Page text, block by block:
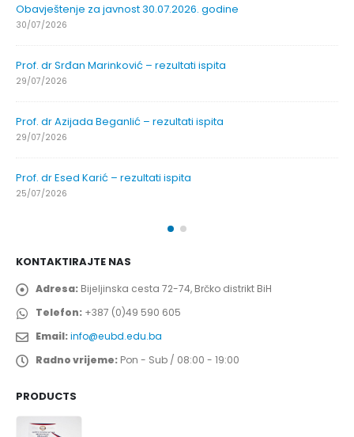
Obavještenje za javnost 30.07.2026. godine
30/07/2026
Prof. dr Srđan Marinković – rezultati ispita
29/07/2026
Prof. dr Azijada Beganlić – rezultati ispita
29/07/2026
Prof. dr Esed Karić – rezultati ispita
25/07/2026
KONTAKTIRAJTE NAS
Adresa: Bijeljinska cesta 72-74, Brčko distrikt BiH
Telefon: +387 (0)49 590 605
Email:info@eubd.edu.ba
Radno vrijeme: Pon - Sub / 08:00 - 19:00
PRODUCTS